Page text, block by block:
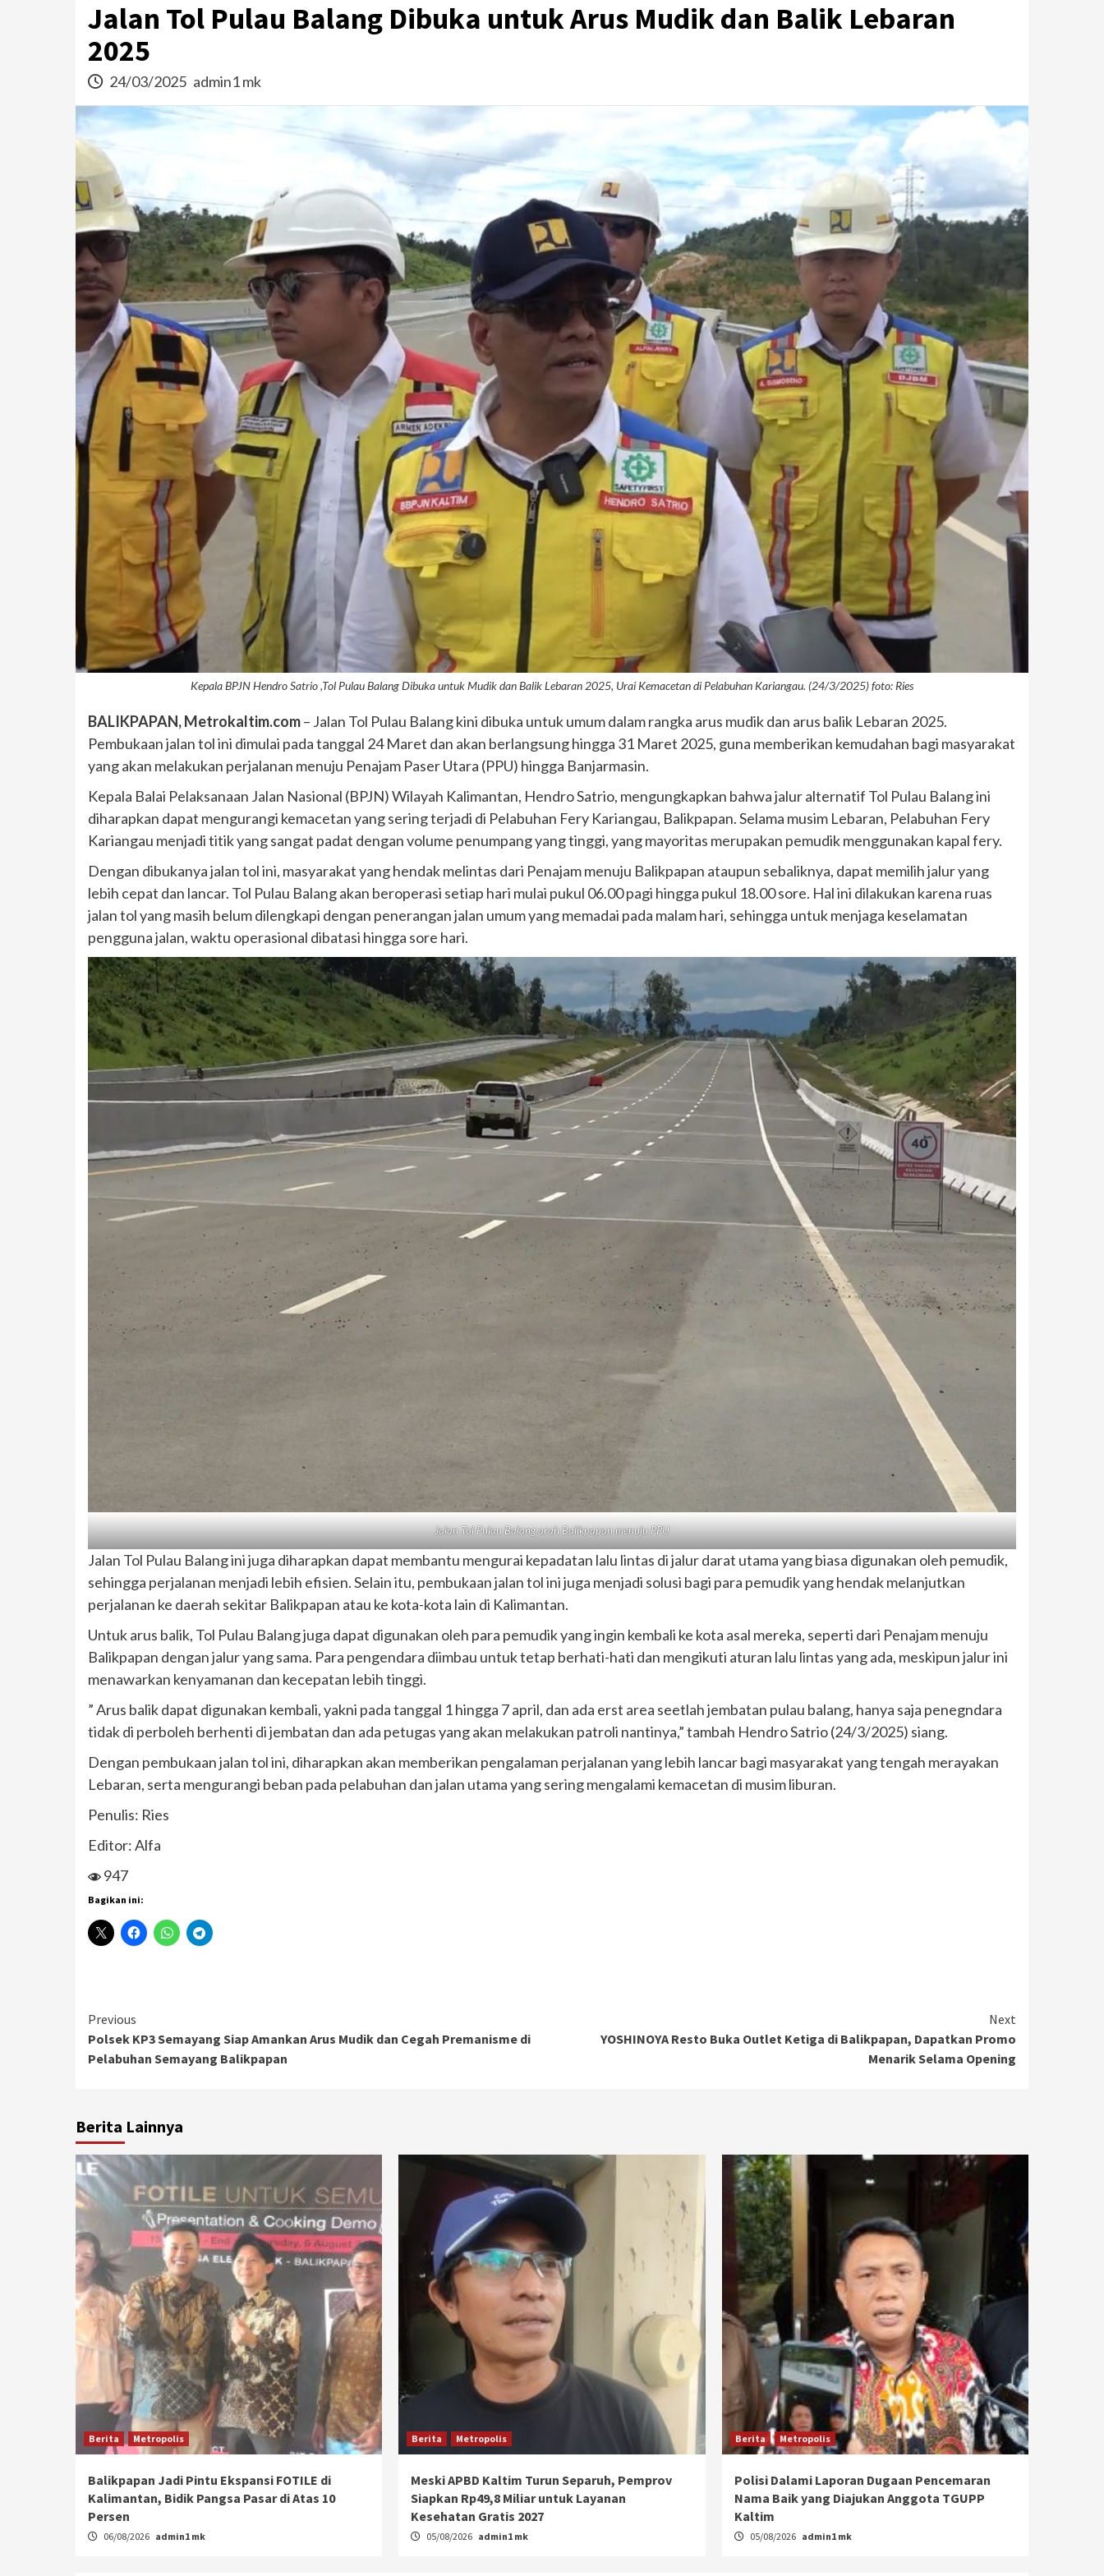
Jalan Tol Pulau Balang Dibuka untuk Arus Mudik dan Balik Lebaran
2025
24/03/2025 admin1 mk
Kepala BPJN Hendro Satrio ,Tol Pulau Balang Dibuka untuk Mudik dan Balik Lebaran 2025, Urai Kemacetan di Pelabuhan Kariangau. (24/3/2025) foto: Ries
BALIKPAPAN, Metrokaltim.com– Jalan Tol Pulau Balang kini dibuka untuk umum dalam rangka arus mudik dan arus balik Lebaran 2025.
Pembukaan jalan tol ini dimulai pada tanggal 24 Maret dan akan berlangsung hingga 31 Maret 2025, guna memberikan kemudahan bagi masyarakat
yang akan melakukan perjalanan menuju Penajam Paser Utara (PPU) hingga Banjarmasin.
Kepala Balai Pelaksanaan Jalan Nasional (BPJN) Wilayah Kalimantan, Hendro Satrio, mengungkapkan bahwa jalur alternatif Tol Pulau Balang ini
diharapkan dapat mengurangi kemacetan yang sering terjadi di Pelabuhan Fery Kariangau, Balikpapan. Selama musim Lebaran, Pelabuhan Fery
Kariangau menjadi titik yang sangat padat dengan volume penumpang yang tinggi, yang mayoritas merupakan pemudik menggunakan kapal fery.
Dengan dibukanya jalan tol ini, masyarakat yang hendak melintas dari Penajam menuju Balikpapan ataupun sebaliknya, dapat memilih jalur yang
lebih cepat dan lancar. Tol Pulau Balang akan beroperasi setiap hari mulai pukul 06.00 pagi hingga pukul 18.00 sore. Hal ini dilakukan karena ruas
jalan tol yang masih belum dilengkapi dengan penerangan jalan umum yang memadai pada malam hari, sehingga untuk menjaga keselamatan
pengguna jalan, waktu operasional dibatasi hingga sore hari.
Jalan Tol Pulau Balang arah Balikpapan menuju PPU
Jalan Tol Pulau Balang ini juga diharapkan dapat membantu mengurai kepadatan lalu lintas di jalur darat utama yang biasa digunakan oleh pemudik,
sehingga perjalanan menjadi lebih efisien. Selain itu, pembukaan jalan tol ini juga menjadi solusi bagi para pemudik yang hendak melanjutkan
perjalanan ke daerah sekitar Balikpapan atau ke kota-kota lain di Kalimantan.
Untuk arus balik, Tol Pulau Balang juga dapat digunakan oleh para pemudik yang ingin kembali ke kota asal mereka, seperti dari Penajam menuju
Balikpapan dengan jalur yang sama. Para pengendara diimbau untuk tetap berhati-hati dan mengikuti aturan lalu lintas yang ada, meskipun jalur ini
menawarkan kenyamanan dan kecepatan lebih tinggi.
” Arus balik dapat digunakan kembali, yakni pada tanggal 1 hingga 7 april, dan ada erst area seetlah jembatan pulau balang, hanya saja penegndara
tidak di perboleh berhenti di jembatan dan ada petugas yang akan melakukan patroli nantinya,” tambah Hendro Satrio (24/3/2025) siang.
Dengan pembukaan jalan tol ini, diharapkan akan memberikan pengalaman perjalanan yang lebih lancar bagi masyarakat yang tengah merayakan
Lebaran, serta mengurangi beban pada pelabuhan dan jalan utama yang sering mengalami kemacetan di musim liburan.
Penulis: Ries
Editor: Alfa
947
Bagikan ini:
Continue
Reading
Previous
Polsek KP3 Semayang Siap Amankan Arus Mudik dan Cegah Premanisme di
Pelabuhan Semayang Balikpapan
Next
YOSHINOYA Resto Buka Outlet Ketiga di Balikpapan, Dapatkan Promo
Menarik Selama Opening
Berita Lainnya
Berita Metropolis
Balikpapan Jadi Pintu Ekspansi FOTILE di
Kalimantan, Bidik Pangsa Pasar di Atas 10
Persen
06/08/2026 admin1 mk
Berita Metropolis
Meski APBD Kaltim Turun Separuh, Pemprov
Siapkan Rp49,8 Miliar untuk Layanan
Kesehatan Gratis 2027
05/08/2026 admin1 mk
Berita Metropolis
Polisi Dalami Laporan Dugaan Pencemaran
Nama Baik yang Diajukan Anggota TGUPP
Kaltim
05/08/2026 admin1 mk